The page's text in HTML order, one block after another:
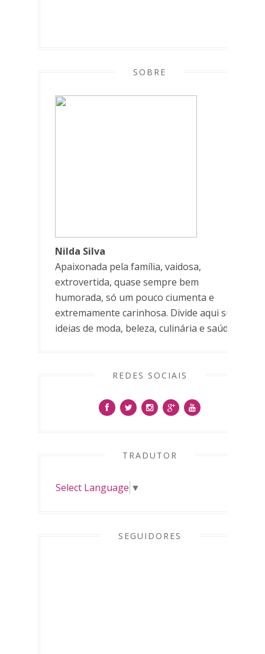
SOBRE
Nilda Silva
Apaixonada pela família, vaidosa,
extrovertida, quase sempre bem
humorada, só um pouco ciumenta e
extremamente carinhosa. Divide aqui suas
ideias de moda, beleza, culinária e saúde.
REDES SOCIAIS
TRADUTOR
Select Language ▼
SEGUIDORES